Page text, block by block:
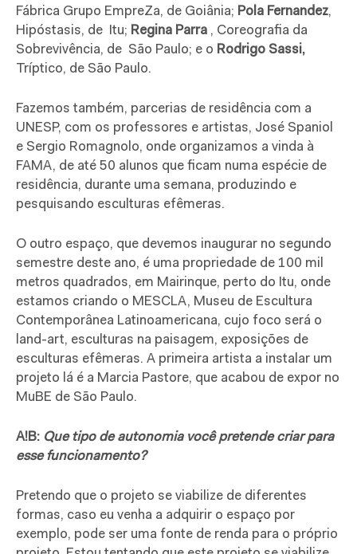
Fábrica Grupo EmpreZa, de Goiânia; Pola Fernandez,
Hipóstasis, de Itu; Regina Parra , Coreografia da
Sobrevivência, de São Paulo; e o Rodrigo Sassi,
Tríptico, de São Paulo.
Fazemos também, parcerias de residência com a
UNESP, com os professores e artistas, José Spaniol
e Sergio Romagnolo, onde organizamos a vinda à
FAMA, de até 50 alunos que ficam numa espécie de
residência, durante uma semana, produzindo e
pesquisando esculturas efêmeras.
O outro espaço, que devemos inaugurar no segundo
semestre deste ano, é uma propriedade de 100 mil
metros quadrados, em Mairinque, perto do Itu, onde
estamos criando o MESCLA, Museu de Escultura
Contemporânea Latinoamericana, cujo foco será o
land-art, esculturas na paisagem, exposições de
esculturas efêmeras. A primeira artista a instalar um
projeto lá é a Marcia Pastore, que acabou de expor no
MuBE de São Paulo.
A!B: Que tipo de autonomia você pretende criar para
esse funcionamento?
Pretendo que o projeto se viabilize de diferentes
formas, caso eu venha a adquirir o espaço por
exemplo, pode ser uma fonte de renda para o próprio